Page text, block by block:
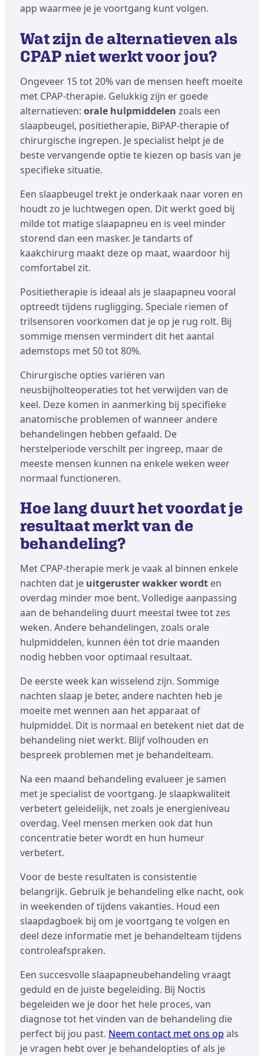
app waarmee je je voortgang kunt volgen.
Wat zijn de alternatieven als
CPAP niet werkt voor jou?
Ongeveer 15 tot 20% van de mensen heeft moeite
met CPAP-therapie. Gelukkig zijn er goede
alternatieven: orale hulpmiddelen zoals een
slaapbeugel, positietherapie, BiPAP-therapie of
chirurgische ingrepen. Je specialist helpt je de
beste vervangende optie te kiezen op basis van je
specifieke situatie.
Een slaapbeugel trekt je onderkaak naar voren en
houdt zo je luchtwegen open. Dit werkt goed bij
milde tot matige slaapapneu en is veel minder
storend dan een masker. Je tandarts of
kaakchirurg maakt deze op maat, waardoor hij
comfortabel zit.
Positietherapie is ideaal als je slaapapneu vooral
optreedt tijdens rugligging. Speciale riemen of
trilsensoren voorkomen dat je op je rug rolt. Bij
sommige mensen vermindert dit het aantal
ademstops met 50 tot 80%.
Chirurgische opties variëren van
neusbijholteoperaties tot het verwijden van de
keel. Deze komen in aanmerking bij specifieke
anatomische problemen of wanneer andere
behandelingen hebben gefaald. De
herstelperiode verschilt per ingreep, maar de
meeste mensen kunnen na enkele weken weer
normaal functioneren.
Hoe lang duurt het voordat je
resultaat merkt van de
behandeling?
Met CPAP-therapie merk je vaak al binnen enkele
nachten dat je uitgeruster wakker wordten
overdag minder moe bent. Volledige aanpassing
aan de behandeling duurt meestal twee tot zes
weken. Andere behandelingen, zoals orale
hulpmiddelen, kunnen één tot drie maanden
nodig hebben voor optimaal resultaat.
De eerste week kan wisselend zijn. Sommige
nachten slaap je beter, andere nachten heb je
moeite met wennen aan het apparaat of
hulpmiddel. Dit is normaal en betekent niet dat de
behandeling niet werkt. Blijf volhouden en
bespreek problemen met je behandelteam.
Na een maand behandeling evalueer je samen
met je specialist de voortgang. Je slaapkwaliteit
verbetert geleidelijk, net zoals je energieniveau
overdag. Veel mensen merken ook dat hun
concentratie beter wordt en hun humeur
verbetert.
Voor de beste resultaten is consistentie
belangrijk. Gebruik je behandeling elke nacht, ook
in weekenden of tijdens vakanties. Houd een
slaapdagboek bij om je voortgang te volgen en
deel deze informatie met je behandelteam tijdens
controleafspraken.
Een succesvolle slaapapneubehandeling vraagt
geduld en de juiste begeleiding. Bij Noctis
begeleiden we je door het hele proces, van
diagnose tot het vinden van de behandeling die
perfect bij jou past. Neem contact met ons op als
je vragen hebt over je behandelopties of als je